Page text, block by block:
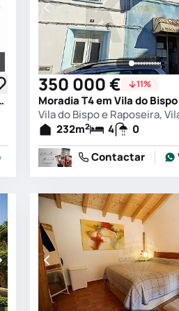
todas as fotografias
Vila do Bispo
350 000 € 11%
Vila do Bispo e Raposeira,
232m2 4
0
Contactar